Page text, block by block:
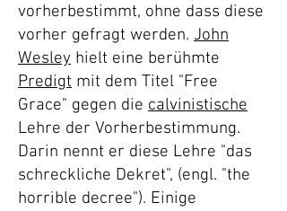
vorherbestimmt, ohne dass diese
vorher gefragt werden. John
Wesley hielt eine berühmte
Predigt mit dem Titel "Free
Grace" gegen die calvinistische
Lehre der Vorherbestimmung.
Darin nennt er diese Lehre "das
schreckliche Dekret", (engl. "the
horrible decree"). Einige